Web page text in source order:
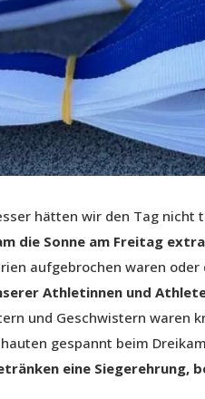
hätten wir den Tag nicht
die Sonne am Freitag
aufgebrochen waren
Athletinnen und
und Geschwistern waren
gespannt beim
eine Siegerehrung,